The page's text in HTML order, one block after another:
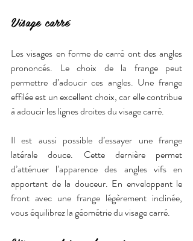
Visage carré
Les visages en forme de carré ont des angles
prononcés. Le choix de la frange peut
permettre d’adoucir ces angles. Une frange
effilée est un excellent choix, car elle contribue
à adoucir les lignes droites du visage carré.
Il est aussi possible d’essayer une frange
latérale douce. Cette dernière permet
d’atténuer l’apparence des angles vifs en
apportant de la douceur. En enveloppant le
front avec une frange légèrement inclinée,
vous équilibrez la géométrie du visage carré.